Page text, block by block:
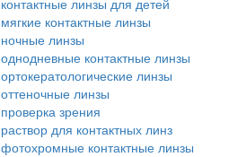
контактные линзы для детей
мягкие контактные линзы
ночные линзы
однодневные контактные линзы
ортокератологические линзы
оттеночные линзы
проверка зрения
раствор для контактных линз
фотохромные контактные линзы